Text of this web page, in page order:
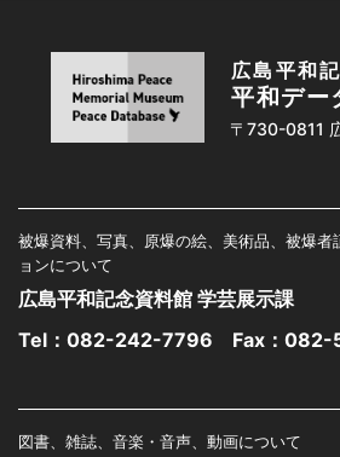
広島平和
平和デー
〒730-0811
被爆資料、写真、原爆の絵、美術品、被爆者
ョンについて
広島平和記念資料館 学芸展示課
Tel： 082-242-7796 Fax：082-
図書、雑誌、音楽・音声、動画について